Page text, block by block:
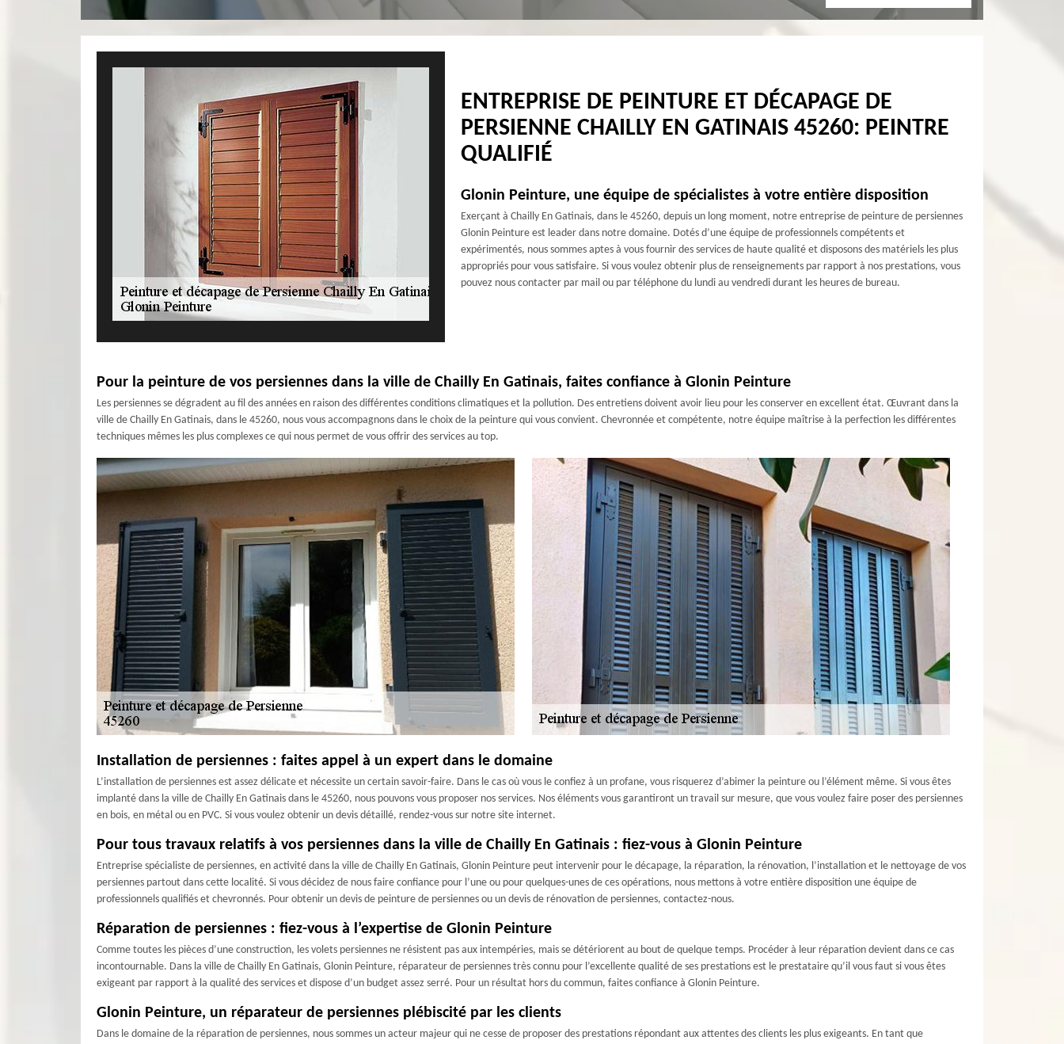
ENTREPRISE DE PEINTURE ET DÉCAPAGE DE
PERSIENNE CHAILLY EN GATINAIS 45260: PEINTRE
QUALIFIÉ
Glonin Peinture, une équipe de spécialistes à votre entière disposition
Exerçant à Chailly En Gatinais, dans le 45260, depuis un long moment, notre entreprise de peinture de persiennes
Glonin Peinture est leader dans notre domaine. Dotés d’une équipe de professionnels compétents et
expérimentés, nous sommes aptes à vous fournir des services de haute qualité et disposons des matériels les plus
appropriés pour vous satisfaire. Si vous voulez obtenir plus de renseignements par rapport à nos prestations, vous
pouvez nous contacter par mail ou par téléphone du lundi au vendredi durant les heures de bureau.
Pour la peinture de vos persiennes dans la ville de Chailly En Gatinais, faites confiance à Glonin Peinture
Les persiennes se dégradent au fil des années en raison des différentes conditions climatiques et la pollution. Des entretiens doivent avoir lieu pour les conserver en excellent état. Œuvrant dans la
ville de Chailly En Gatinais, dans le 45260, nous vous accompagnons dans le choix de la peinture qui vous convient. Chevronnée et compétente, notre équipe maîtrise à la perfection les différentes
techniques mêmes les plus complexes ce qui nous permet de vous offrir des services au top.
Installation de persiennes : faites appel à un expert dans le domaine
L’installation de persiennes est assez délicate et nécessite un certain savoir-faire. Dans le cas où vous le confiez à un profane, vous risquerez d’abimer la peinture ou l’élément même. Si vous êtes
implanté dans la ville de Chailly En Gatinais dans le 45260, nous pouvons vous proposer nos services. Nos éléments vous garantiront un travail sur mesure, que vous voulez faire poser des persiennes
en bois, en métal ou en PVC. Si vous voulez obtenir un devis détaillé, rendez-vous sur notre site internet.
Pour tous travaux relatifs à vos persiennes dans la ville de Chailly En Gatinais : fiez-vous à Glonin Peinture
Entreprise spécialiste de persiennes, en activité dans la ville de Chailly En Gatinais, Glonin Peinture peut intervenir pour le décapage, la réparation, la rénovation, l’installation et le nettoyage de vos
persiennes partout dans cette localité. Si vous décidez de nous faire confiance pour l’une ou pour quelques-unes de ces opérations, nous mettons à votre entière disposition une équipe de
professionnels qualifiés et chevronnés. Pour obtenir un devis de peinture de persiennes ou un devis de rénovation de persiennes, contactez-nous.
Réparation de persiennes : fiez-vous à l’expertise de Glonin Peinture
Comme toutes les pièces d’une construction, les volets persiennes ne résistent pas aux intempéries, mais se détériorent au bout de quelque temps. Procéder à leur réparation devient dans ce cas
incontournable. Dans la ville de Chailly En Gatinais, Glonin Peinture, réparateur de persiennes très connu pour l’excellente qualité de ses prestations est le prestataire qu’il vous faut si vous êtes
exigeant par rapport à la qualité des services et dispose d’un budget assez serré. Pour un résultat hors du commun, faites confiance à Glonin Peinture.
Glonin Peinture, un réparateur de persiennes plébiscité par les clients
Dans le domaine de la réparation de persiennes, nous sommes un acteur majeur qui ne cesse de proposer des prestations répondant aux attentes des clients les plus exigeants. En tant que